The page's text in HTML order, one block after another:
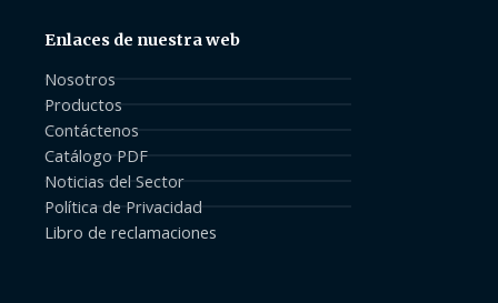
Enlaces de nuestra web
Nosotros
Productos
Contáctenos
Catálogo PDF
Noticias del Sector
Política de Privacidad
Libro de reclamaciones